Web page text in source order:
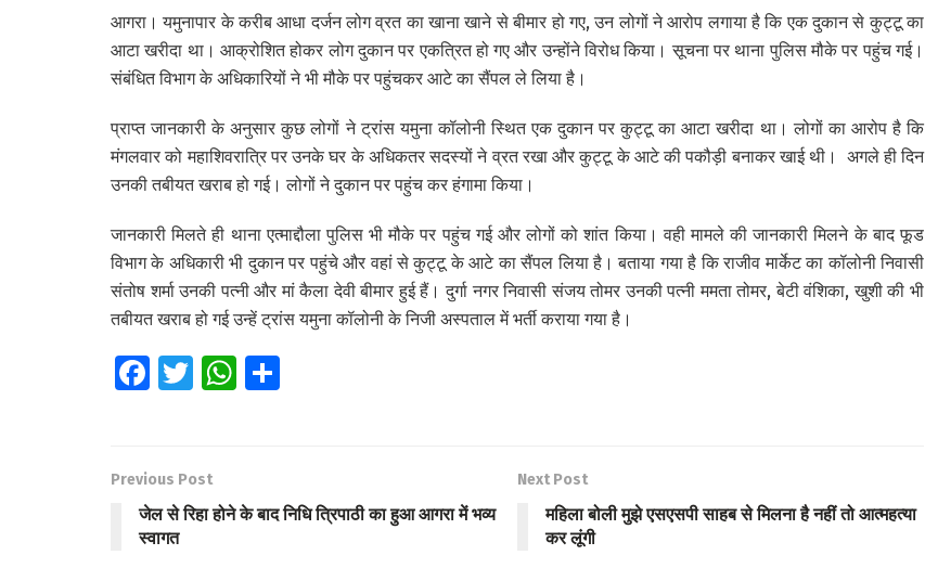
आगरा। यमुनापार के करीब आधा दर्जन लोग व्रत का खाना खाने से बीमार हो गए, उन लोगों ने आरोप लगाया है कि एक दुकान से कुट्टू का
आटा खरीदा था। आक्रोशित होकर लोग दुकान पर एकत्रित हो गए और उन्होंने विरोध किया। सूचना पर थाना पुलिस मौके पर पहुंच गई।
संबंधित विभाग के अधिकारियों ने भी मौके पर पहुंचकर आटे का सैंपल ले लिया है।
प्राप्त जानकारी के अनुसार कुछ लोगों ने ट्रांस यमुना कॉलोनी स्थित एक दुकान पर कुट्टू का आटा खरीदा था। लोगों का आरोप है कि
मंगलवार को महाशिवरात्रि पर उनके घर के अधिकतर सदस्यों ने व्रत रखा और कुट्टू के आटे की पकौड़ी बनाकर खाई थी। अगले ही दिन
उनकी तबीयत खराब हो गई। लोगों ने दुकान पर पहुंच कर हंगामा किया।
जानकारी मिलते ही थाना एत्माद्दौला पुलिस भी मौके पर पहुंच गई और लोगों को शांत किया। वही मामले की जानकारी मिलने के बाद फूड
विभाग के अधिकारी भी दुकान पर पहुंचे और वहां से कुट्टू के आटे का सैंपल लिया है। बताया गया है कि राजीव मार्केट का कॉलोनी निवासी
संतोष शर्मा उनकी पत्नी और मां कैला देवी बीमार हुई हैं। दुर्गा नगर निवासी संजय तोमर उनकी पत्नी ममता तोमर, बेटी वंशिका, खुशी की भी
तबीयत खराब हो गई उन्हें ट्रांस यमुना कॉलोनी के निजी अस्पताल में भर्ती कराया गया है।
Fa
o
o
k
T
er
W
A
Previous Post
जेल से रिहा होने के बाद निधि त्रिपाठी का हुआ आगरा में भव्य
स्वागत
Next Post
महिला बोली मुझे एसएसपी साहब से मिलना है नहीं तो आत्महत्या
कर लूंगी